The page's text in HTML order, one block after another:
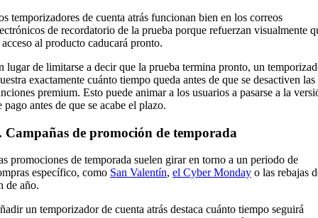
temporizadores de cuenta atrás funcionan bien en los correos
de recordatorio de la prueba porque refuerzan visualmente
al producto caducará pronto.
lugar de limitarse a decir que la prueba termina pronto, un
exactamente cuánto tiempo queda antes de que se desactiven las
premium. Esto puede animar a los usuarios a pasarse a la
pago antes de que se acabe el plazo.
Campañas de promoción de temporada
promociones de temporada suelen girar en torno a un periodo de
específico, como San Valentín, el Cyber Monday o las rebajas
de año.
un temporizador de cuenta atrás destaca cuánto tiempo seguirá